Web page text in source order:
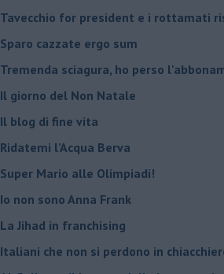
Tavecchio for president e i rottamati
Sparo cazzate ergo sum
Tremenda sciagura, ho perso
Il giorno del Non Natale
Il blog di fine vita
​Ridatemi l’Acqua Berva
Super Mario alle Olimpiadi!
Io non sono Anna Frank
​La Jihad in franchising
Italiani che non si perdono in